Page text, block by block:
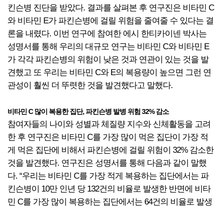
킨슨병 진단을 받았다. 결과를 살펴본 후 연구진은 비타민 C
와 비타민 E가 파킨슨병에 걸릴 위험을 줄여줄 수 있다는 결
론을 내렸다. 이번 연구에 참여한 에시 한티카이넨 박사는
성명서를 통해 우리의 대규모 연구는 비타민 C와 비타민 E
가 각각 파킨슨병의 위험이 낮은 것과 연관이 있는 것을 발
견했고 또 우리는 비타민 C와 E의 복용량이 높으면 그런 연
관성이 훨씬 더 뚜렷한 것을 발견했다고 말했다.
비타민 C 많이 복용한 집단, 파킨슨병 발병 위험 32% 감소
참여자들의 나이와 성별과 체질량 지수와 신체활동을 고려
한 후 연구진은 비타민 C를 가장 많이 먹은 집단이 가장 적
게 먹은 집단에 비해서 파킨슨병에 걸릴 위험이 32% 감소한
것을 발견했다. 연구진은 성명서를 통해 다음과 같이 말했
다. “우리는 비타민 C를 가장 적게 복용하는 집단에서는 파
킨슨병이 10만 인년 당 132건의 비율로 발생한 반면에 비타
민 C를 가장 많이 복용하는 집단에서는 64건의 비율로 발생